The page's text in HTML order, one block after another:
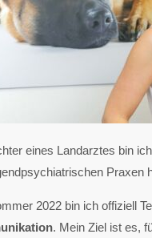
eines Landarztes bin
Praxen
2022 bin ich offiziell
. Mein Ziel ist es,